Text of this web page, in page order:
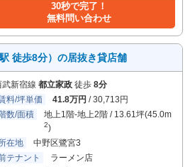
30秒で完了！
無料問い合わせ
徒歩8分）の居抜き貸店舗
武新宿線 都立家政 徒歩 8分
料/坪単価
41.8万円 / 30,713円
数/面積
地上1階-地上2階 / 13.61坪(45.0m
2)
在地
中野区鷺宮3
テナント
ラーメン店